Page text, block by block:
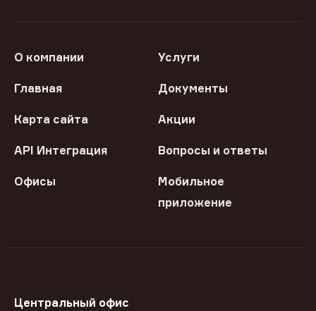
О компании Услуги
Главная Документы
Карта сайта Акции
API Интеграция Вопросы и ответы
Офисы
Мобильное
приложение
Центральный офис